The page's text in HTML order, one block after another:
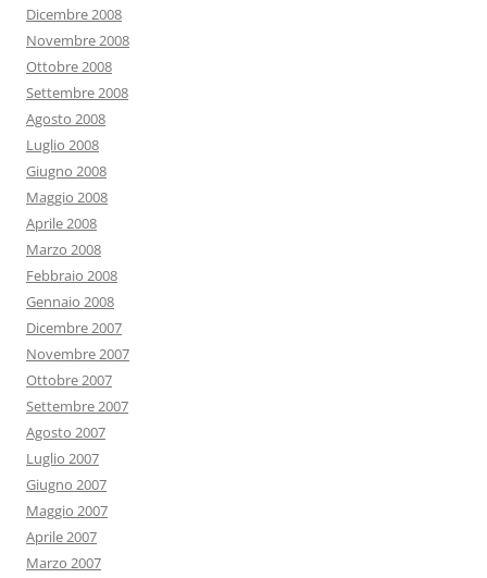
Dicembre 2008
Novembre 2008
Ottobre 2008
Settembre 2008
Agosto 2008
Luglio 2008
Giugno 2008
Maggio 2008
Aprile 2008
Marzo 2008
Febbraio 2008
Gennaio 2008
Dicembre 2007
Novembre 2007
Ottobre 2007
Settembre 2007
Agosto 2007
Luglio 2007
Giugno 2007
Maggio 2007
Aprile 2007
Marzo 2007